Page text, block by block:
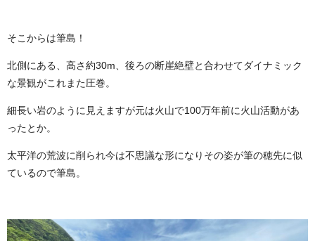
そこからは筆島！
北側にある、高さ約30m、後ろの断崖絶壁と合わせてダイナミック
な景観がこれまた圧巻。
細長い岩のように見えますが元は火山で100万年前に火山活動があ
ったとか。
太平洋の荒波に削られ今は不思議な形になりその姿が筆の穂先に似
ているので筆島。